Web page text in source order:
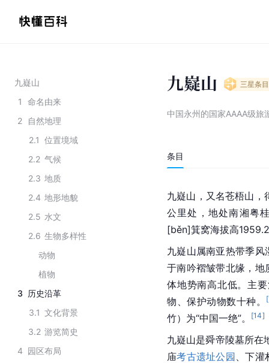
九嶷山
1
命名由来
2
自然地理
2.1 位置境域
2.2 气候
2.3 地质
2.4 地形地貌
2.5 水文
2.6 生物多样性
动物
植物
3
历史沿革
3.1 文化背景
3.2 游览简史
4 园区布局
九嶷山 三星条目
中国永州的国家AAAA级旅
条目
九嶷山，又名苍梧山，
公里处，地处南湘粤
[běn]箕窝海拔高
九嶷山属南亚热带季
于南吟褶皱带北缘，地
体地势南高北低。主
物、保护动物数十种。
[
竹）为“中国一绝”。 [14]
九嶷山是舜帝陵墓所在
庙考古遗址公园 、下